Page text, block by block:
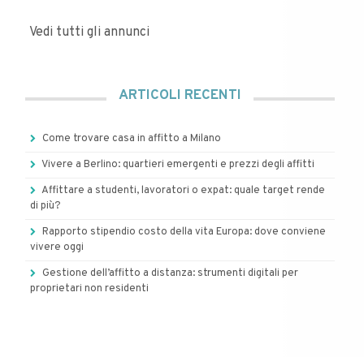
Vedi tutti gli annunci
ARTICOLI RECENTI
Come trovare casa in affitto a Milano
Vivere a Berlino: quartieri emergenti e prezzi degli affitti
Affittare a studenti, lavoratori o expat: quale target rende
di più?
Rapporto stipendio costo della vita Europa: dove conviene
vivere oggi
Gestione dell’affitto a distanza: strumenti digitali per
proprietari non residenti